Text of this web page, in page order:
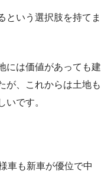
という選択肢を持てま
には価値があっても建
が、これからは土地も
いです。
車も新車が優位で中